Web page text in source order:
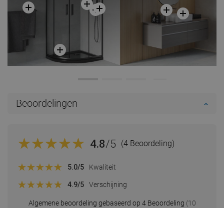
Beoordelingen
4.8/5 (4 Beoordeling)
Algemene beoordeling gebaseerd op 4 Beoordeling (10
5.0/5 Kwaliteit
4.9/5 Verschijning